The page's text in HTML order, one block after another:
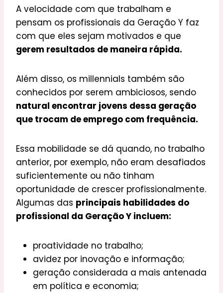
A velocidade com que trabalham e
pensam os profissionais da Geração Y faz
com que eles sejam motivados e que
gerem resultados de maneira rápida.
Além disso, os millennials também são
conhecidos por serem ambiciosos, sendo
natural encontrar jovens dessa geração
que trocam de emprego com frequência.
Essa mobilidade se dá quando, no trabalho
anterior, por exemplo, não eram desafiados
suficientemente ou não tinham
oportunidade de crescer profissionalmente.
Algumas das principais habilidades do
profissional da Geração Y incluem:
proatividade no trabalho;
avidez por inovação e informação;
geração considerada a mais antenada
em política e economia;